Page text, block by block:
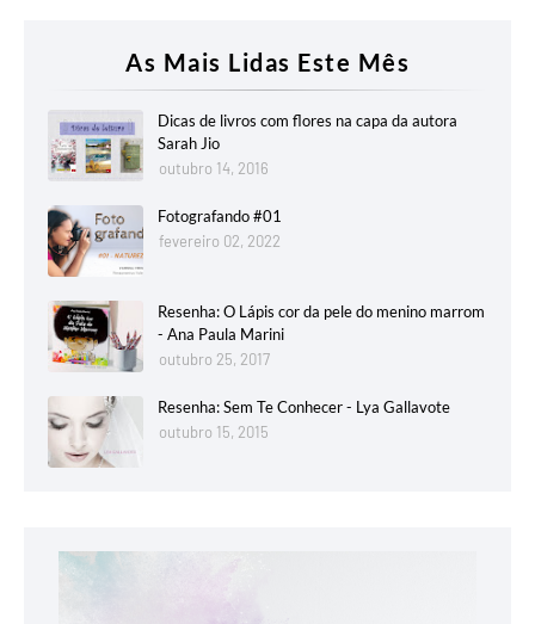
As Mais Lidas Este Mês
Dicas de livros com flores na capa da autora
Sarah Jio
outubro 14, 2016
Fotografando #01
fevereiro 02, 2022
Resenha: O Lápis cor da pele do menino marrom
- Ana Paula Marini
outubro 25, 2017
Resenha: Sem Te Conhecer - Lya Gallavote
outubro 15, 2015